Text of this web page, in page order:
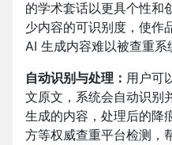
的学术套话以更具个性和
少内容的可识别度，使作
AI 生成内容难以被查重系
自动识别与处理： 用户可
文原文，系统会自动识别
生成的内容，处理后的降
方等权威查重平台检测，